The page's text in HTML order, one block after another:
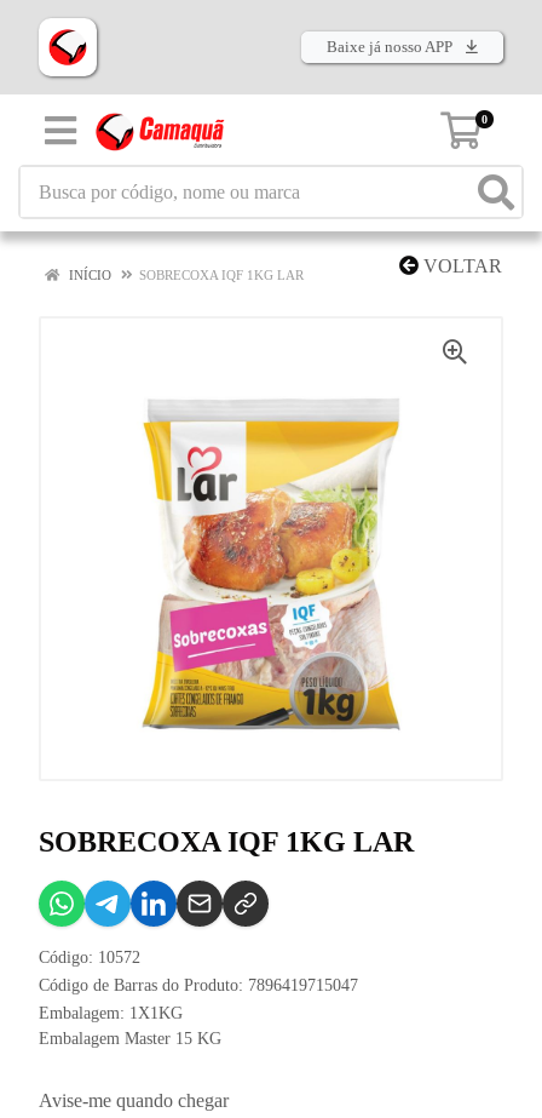
Baixe já nosso APP
0
VOLTAR
INÍCIO SOBRECOXA IQF 1KG LAR
SOBRECOXA IQF 1KG LAR
Código: 10572
Código de Barras do Produto: 7896419715047
Embalagem: 1X1KG
Embalagem Master 15 KG
Avise-me quando chegar